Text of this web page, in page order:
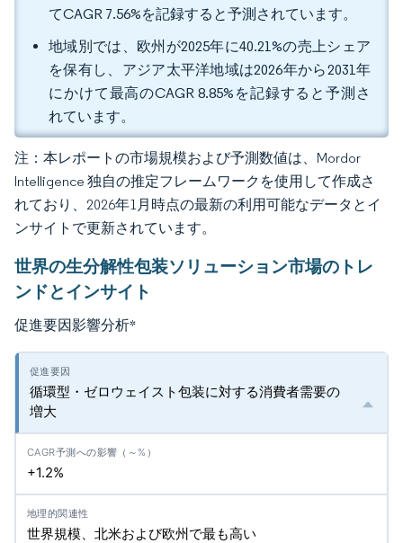
てCAGR 7.56%を記録すると予測されています。
地域別では、欧州が2025年に40.21%の売上シェア
を保有し、アジア太平洋地域は2026年から2031年
にかけて最高のCAGR 8.85%を記録すると予測さ
れています。
注：本レポートの市場規模および予測数値は、Mordor
Intelligence 独自の推定フレームワークを使用して作成さ
れており、2026年1月時点の最新の利用可能なデータとイ
ンサイトで更新されています。
世界の生分解性包装ソリューション市場のトレ
ンドとインサイト
促進要因影響分析*
循環型・ゼロウェイスト包装に対する消費者需要の
増大
+1.2%
世界規模、北米および欧州で最も高い